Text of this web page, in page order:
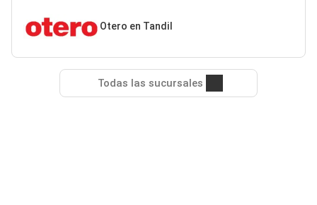
Otero en Tandil
Todas las sucursales